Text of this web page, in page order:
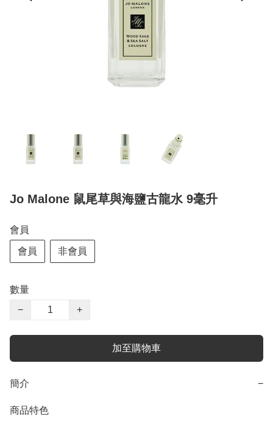
Jo Malone 鼠尾草與海鹽古龍水 9毫升
會員
會員 非會員
數量
−
+
加至購物車
簡介 −
商品特色